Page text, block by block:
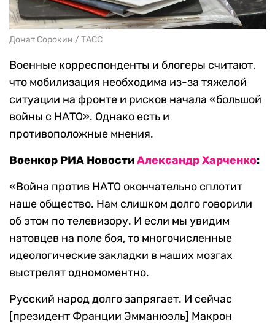
Донат Сорокин / ТАСС
Военные корреспонденты и блогеры считают,
что мобилизация необходима из-за тяжелой
ситуации на фронте и рисков начала «большой
войны с НАТО». Однако есть и
противоположные мнения.
Военкор РИА НовостиАлександр Харченко:
«Война против НАТО окончательно сплотит
наше общество. Нам слишком долго говорили
об этом по телевизору. И если мы увидим
натовцев на поле боя, то многочисленные
идеологические закладки в наших мозгах
выстрелят одномоментно.
Русский народ долго запрягает. И сейчас
[президент Франции Эмманюэль] Макрон